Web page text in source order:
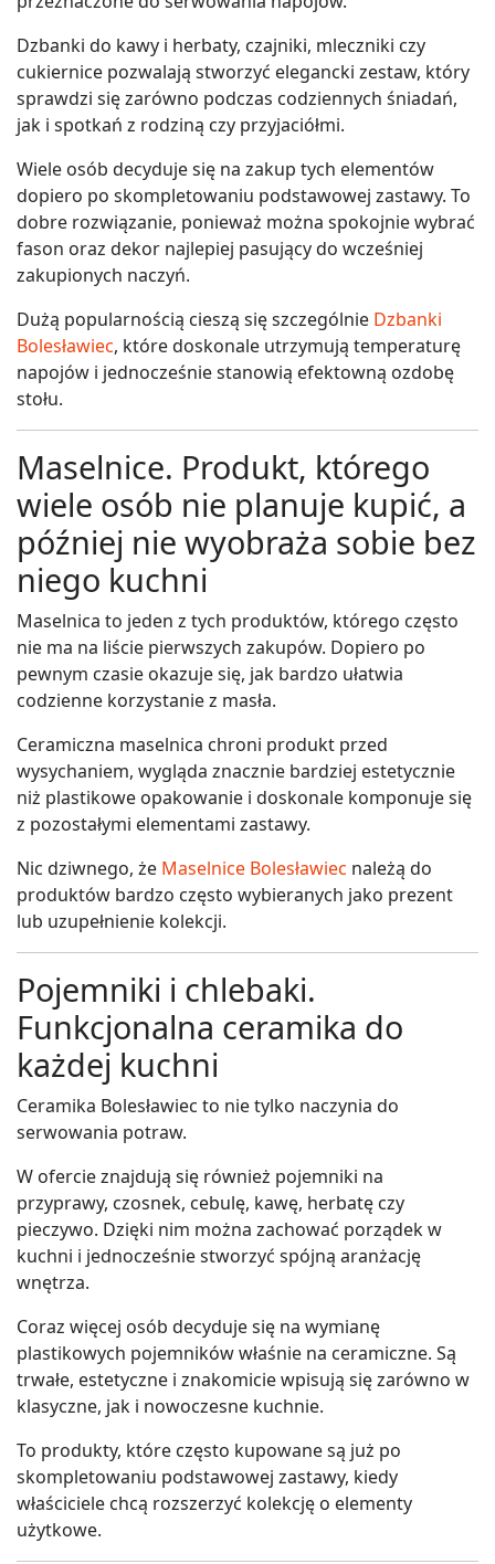
Dzbanki do kawy i herbaty, czajniki, mleczniki czy
cukiernice pozwalają stworzyć elegancki zestaw, który
sprawdzi się zarówno podczas codziennych śniadań,
jak i spotkań z rodziną czy przyjaciółmi.
Wiele osób decyduje się na zakup tych elementów
dopiero po skompletowaniu podstawowej zastawy. To
dobre rozwiązanie, ponieważ można spokojnie wybrać
fason oraz dekor najlepiej pasujący do wcześniej
zakupionych naczyń.
Dużą popularnością cieszą się szczególnie Dzbanki
Bolesławiec, które doskonale utrzymują temperaturę
napojów i jednocześnie stanowią efektowną ozdobę
stołu.
Maselnice. Produkt, którego
wiele osób nie planuje kupić, a
później nie wyobraża sobie bez
niego kuchni
Maselnica to jeden z tych produktów, którego często
nie ma na liście pierwszych zakupów. Dopiero po
pewnym czasie okazuje się, jak bardzo ułatwia
codzienne korzystanie z masła.
Ceramiczna maselnica chroni produkt przed
wysychaniem, wygląda znacznie bardziej estetycznie
niż plastikowe opakowanie i doskonale komponuje się
z pozostałymi elementami zastawy.
Nic dziwnego, że Maselnice Bolesławiec należą do
produktów bardzo często wybieranych jako prezent
lub uzupełnienie kolekcji.
Pojemniki i chlebaki.
Funkcjonalna ceramika do
każdej kuchni
Ceramika Bolesławiec to nie tylko naczynia do
serwowania potraw.
W ofercie znajdują się również pojemniki na
przyprawy, czosnek, cebulę, kawę, herbatę czy
pieczywo. Dzięki nim można zachować porządek w
kuchni i jednocześnie stworzyć spójną aranżację
wnętrza.
Coraz więcej osób decyduje się na wymianę
plastikowych pojemników właśnie na ceramiczne. Są
trwałe, estetyczne i znakomicie wpisują się zarówno w
klasyczne, jak i nowoczesne kuchnie.
To produkty, które często kupowane są już po
skompletowaniu podstawowej zastawy, kiedy
właściciele chcą rozszerzyć kolekcję o elementy
użytkowe.